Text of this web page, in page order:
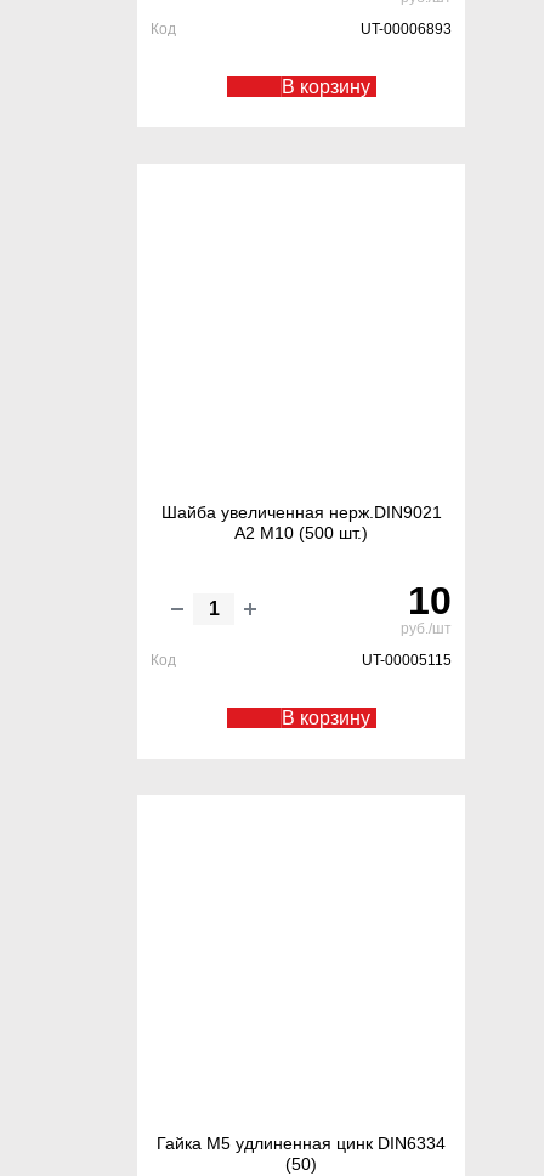
Код
UT-00006893
В корзину
Шайба увеличенная нерж.DIN9021
А2 М10 (500 шт.)
10
руб./шт
Код
UT-00005115
В корзину
Гайка М5 удлиненная цинк DIN6334
(50)